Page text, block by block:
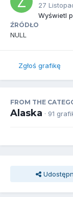
27
Wyświetl
ŹRÓDŁO
NULL
Zgłoś grafikę
FROM THE
Alaska · 91